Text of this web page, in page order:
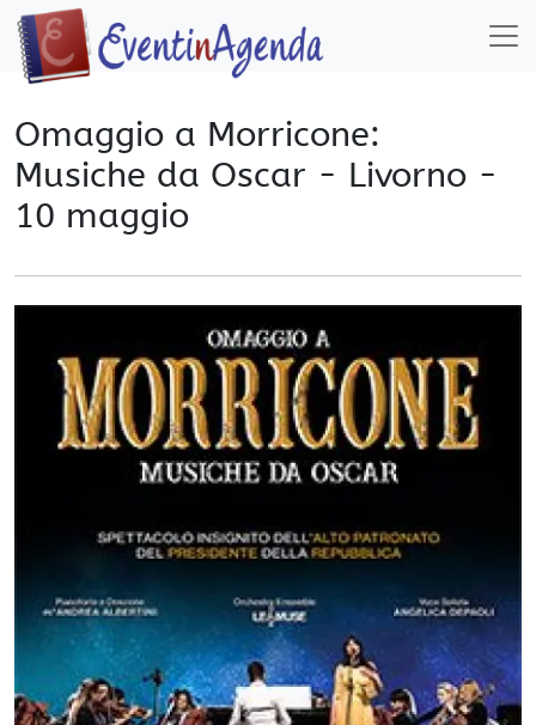
Omaggio a Morricone:
Musiche da Oscar - Livorno -
10 maggio